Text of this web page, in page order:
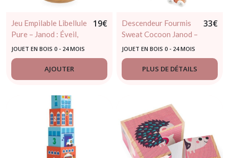
Jeu Empilable Libellule
Pure – Janod : Éveil,
motricité et
imagination dès 12
19€
JOUET EN BOIS 0 - 24 MOIS
AJOUTER
Descendeur Fourmis
Sweat Cocoon Janod –
Jouet en bois dès 12
mois
33€
JOUET EN BOIS 0 - 24 MOIS
PLUS DE DÉTAILS